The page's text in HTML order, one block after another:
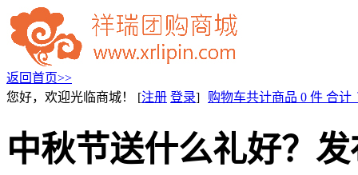
返回首页>>
您好，欢迎光临商城！ [注册 登录] 购物车共计商品 0 件 合计
中秋节送什么礼好？ 发